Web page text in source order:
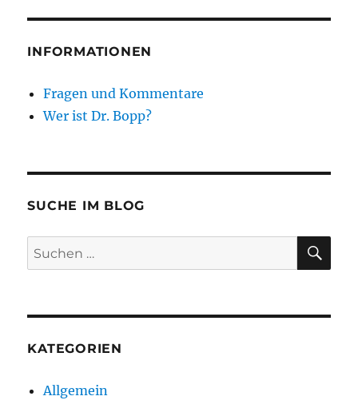
INFORMATIONEN
Fragen und Kommentare
Wer ist Dr. Bopp?
SUCHE IM BLOG
Suchen
nach:
KATEGORIEN
Allgemein